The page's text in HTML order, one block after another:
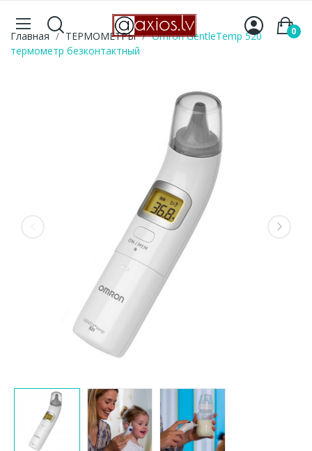
0
Главная ТЕРМОМЕТРЫ
Omron GentleTemp 520
термометр безконтактный